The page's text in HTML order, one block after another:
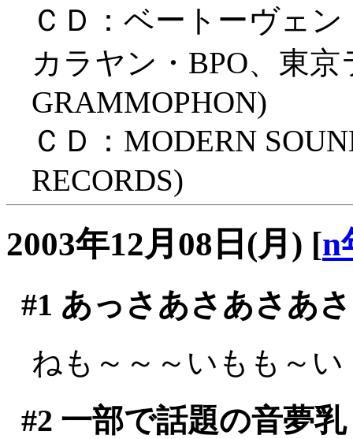
ＣＤ：ベートーヴェ
カラヤン・BPO、東京
GRAMMOPHON)
ＣＤ：MODERN
RECORDS)
2003年12月08日(月) [n
#1 あっさあさあさあさ
ねも～～～いもも～い
#2 一部で話題の音夢乳